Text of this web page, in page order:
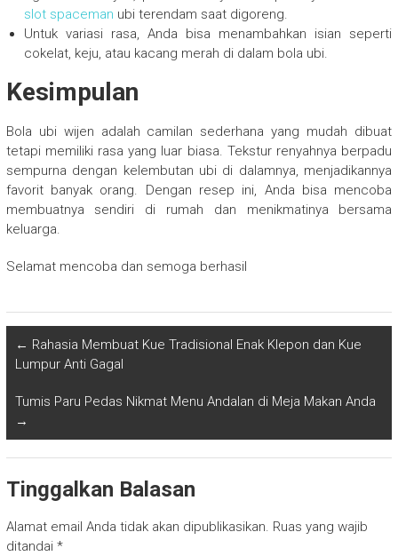
slot spaceman ubi terendam saat digoreng.
Untuk variasi rasa, Anda bisa menambahkan isian seperti
cokelat, keju, atau kacang merah di dalam bola ubi.
Kesimpulan
Bola ubi wijen adalah camilan sederhana yang mudah dibuat
tetapi memiliki rasa yang luar biasa. Tekstur renyahnya berpadu
sempurna dengan kelembutan ubi di dalamnya, menjadikannya
favorit banyak orang. Dengan resep ini, Anda bisa mencoba
membuatnya sendiri di rumah dan menikmatinya bersama
keluarga.
Selamat mencoba dan semoga berhasil
← Rahasia Membuat Kue Tradisional Enak Klepon dan Kue
Lumpur Anti Gagal
Tumis Paru Pedas Nikmat Menu Andalan di Meja Makan Anda
→
Tinggalkan Balasan
Alamat email Anda tidak akan dipublikasikan. Ruas yang wajib
ditandai *